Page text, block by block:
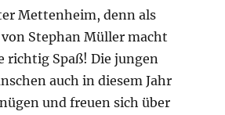
Mettenheim, denn als
Stephan Müller macht
richtig Spaß! Die jungen
auch in diesem Jahr
und freuen sich über